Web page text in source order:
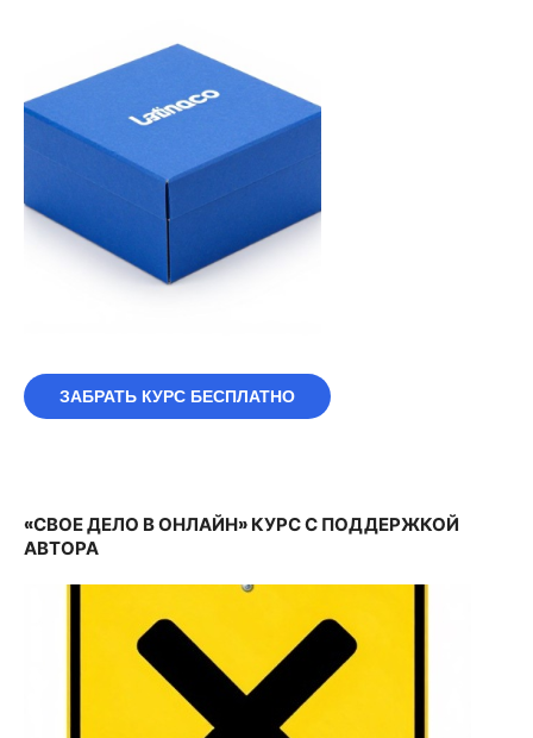
ЗАБРАТЬ КУРС БЕСПЛАТНО
«СВОЕ ДЕЛО В ОНЛАЙН» КУРС С ПОДДЕРЖКОЙ
АВТОРА